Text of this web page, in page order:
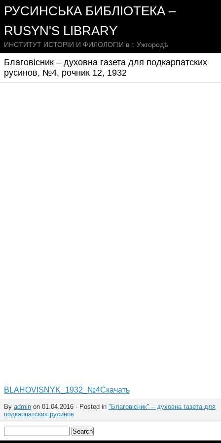
РУСИНСЬКА БИБЛІОТЕКА –
RUSYN'S LIBRARY
ИНСТИТУТ ИСТОРІИ И ФИЛОЛОГІИ в г. Ужгородѣ
Благовісник – духовна газета для подкарпатских
русинов, №4, рочник 12, 1932
BLAHOVISNYK_1932_№4Скачать
By admin on 01.04.2016 · Posted in "Благовісник" – духовна газета для
подкарпатских русинов